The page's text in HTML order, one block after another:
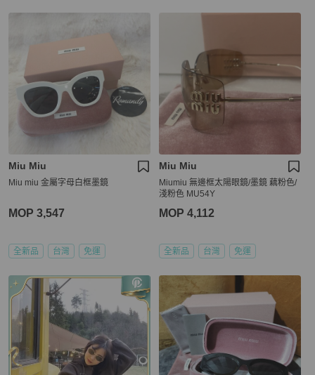
Miu Miu
Miu miu 金屬字母白框墨鏡
MOP 3,547
全新品 台灣 免運
Miu Miu
Miumiu 無邊框太陽眼鏡/墨鏡 藕粉色/
淺粉色 MU54Y
MOP 4,112
全新品 台灣 免運